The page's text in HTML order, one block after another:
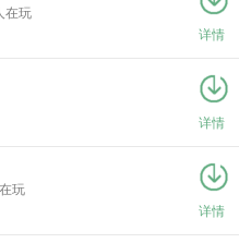
在玩
详情
详情
玩
详情